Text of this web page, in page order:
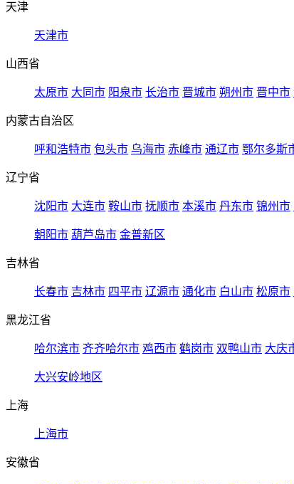
天津
天津市
山西省
太原市 大同市 阳泉市 长治市 晋城市 朔州市 晋中市
内蒙古自治区
呼和浩特市 包头市 乌海市 赤峰市 通辽市 鄂尔多斯
辽宁省
沈阳市 大连市 鞍山市 抚顺市 本溪市 丹东市 锦州市
朝阳市 葫芦岛市 金普新区
吉林省
长春市 吉林市 四平市 辽源市 通化市 白山市 松原市
黑龙江省
哈尔滨市 齐齐哈尔市 鸡西市 鹤岗市 双鸭山市 大庆
大兴安岭地区
上海
上海市
安徽省